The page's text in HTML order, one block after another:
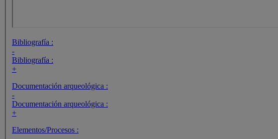
Bibliografía :
-
Bibliografía :
+
Documentación arqueológica :
-
Documentación arqueológica :
+
Elementos/Procesos :